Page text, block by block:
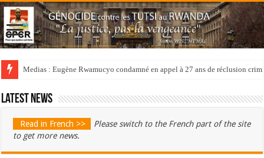
Medias : Eugène Rwamucyo condamné en appel à 27 ans de réclusion
Latest news
Read in French >>
Please switch to the French part of the site
to get more news.